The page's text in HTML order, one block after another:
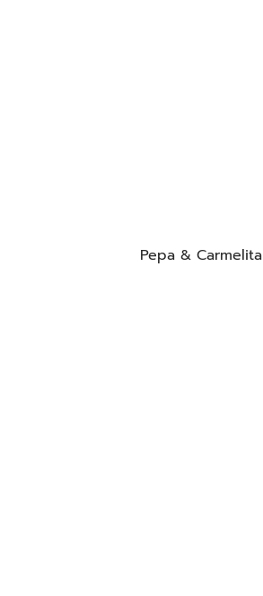
Pepa & Carmelita